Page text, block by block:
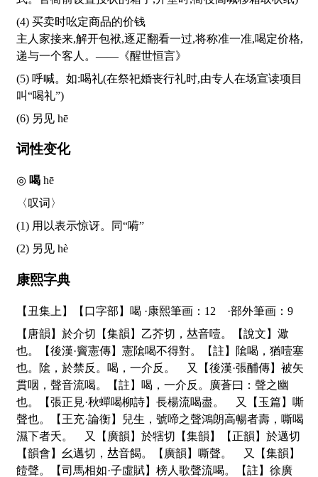
(4) 买卖时吆定商品的价钱
主人家接来,解开包袱,逐疋翻看一过,将称准一准,喝定价格,
递与一个客人。——《醒世恒言》
(5) 呼喊。如:喝礼(在祭祀婚丧行礼时,由专人在场宣读项目
叫“喝礼”)
(6) 另见 hē
词性变化
喝 hē
〈叹词〉
(1) 用以表示惊讶。同“嗬”
(2) 另见 hè
康熙字典
【丑集上】【口字部】喝 ·康熙筆画：12 ·部外筆画：9
【唐韻】於介切【集韻】乙芥切， 𠀤音噎。【說文】 㵣
也。【後漢·竇憲傳】憲隂喝不得對。【註】隂喝，猶噎塞
也。隂，於禁反。喝，一介反。 又【後漢·張酺傳】被矢
貫咽，聲音流喝。【註】喝，一介反。廣蒼曰：聲之幽
也。【張正見·秋蟬喝柳詩】長楊流喝盡。 又【玉篇】嘶
聲也。【王充·論衡】兒生，號啼之聲鴻朗高暢者壽，嘶喝
濕下者夭。 又【廣韻】於犗切【集韻】【正韻】於邁切
【韻會】幺邁切， 𠀤音餲。【廣韻】嘶聲。 又【集韻】
饐聲。【司馬相如·子虛賦】榜人歌聲流喝。【註】徐廣